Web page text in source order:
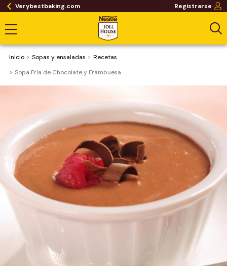
Verybestbaking.com Registrarse
Inicio Sopas y ensaladas
Recetas
Sopa Fría de Chocolate y Frambuesa